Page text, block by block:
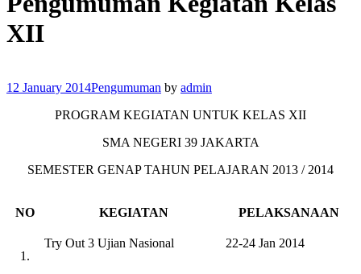
XII
12 January 2014Pengumuman by admin
PROGRAM KEGIATAN UNTUK KELAS XII
SMA NEGERI 39 JAKARTA
SEMESTER GENAP TAHUN PELAJARAN 2013 / 2014
NO KEGIATAN PELAKSANAAN
1.
Try Out 3 Ujian Nasional 22-24 Jan 2014